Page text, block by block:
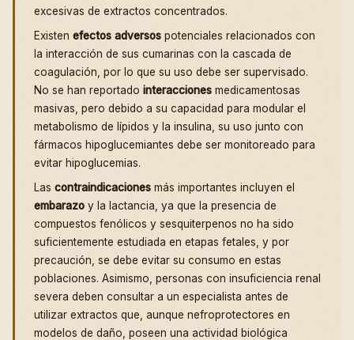
excesivas de extractos concentrados.
Existen efectos adversos potenciales relacionados con
la interacción de sus cumarinas con la cascada de
coagulación, por lo que su uso debe ser supervisado.
No se han reportado interacciones medicamentosas
masivas, pero debido a su capacidad para modular el
metabolismo de lípidos y la insulina, su uso junto con
fármacos hipoglucemiantes debe ser monitoreado para
evitar hipoglucemias.
Las contraindicaciones más importantes incluyen el
embarazo y la lactancia, ya que la presencia de
compuestos fenólicos y sesquiterpenos no ha sido
suficientemente estudiada en etapas fetales, y por
precaución, se debe evitar su consumo en estas
poblaciones. Asimismo, personas con insuficiencia renal
severa deben consultar a un especialista antes de
utilizar extractos que, aunque nefroprotectores en
modelos de daño, poseen una actividad biológica